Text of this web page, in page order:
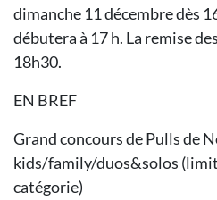
dimanche 11 décembre dès
débutera à 17 h. La remise
18h30.
EN BREF
Grand concours de Pulls de
kids/family/duos&solos
catégorie)